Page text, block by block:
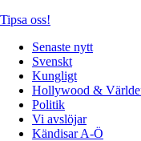
Tipsa oss!
Senaste nytt
Svenskt
Kungligt
Hollywood &
Politik
Vi avslöjar
Kändisar A-Ö